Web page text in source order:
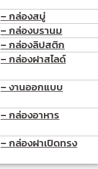
– กล่องสบู่
– กล่องบรานม
– กล่องลิปสติก
– กล่องฝาสไลด์
– งานออกแบบ
– กล่องอาหาร
– กล่องฝาเปิดทรง